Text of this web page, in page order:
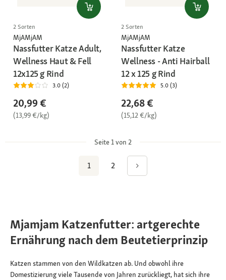
2 Sorten
MjAMjAM
Nassfutter Katze Adult,
Wellness Haut & Fell
12x125 g Rind
3.0 (2)
20,99 €
(13,99 €/kg)
2 Sorten
MjAMjAM
Nassfutter Katze
Wellness - Anti Hairball
12 x 125 g Rind
5.0 (3)
22,68 €
(15,12 €/kg)
Seite 1 von 2
1 2
Mjamjam Katzenfutter: artgerechte
Ernährung nach dem Beutetierprinzip
Katzen stammen von den Wildkatzen ab. Und obwohl ihre
Domestizierung viele Tausende von Jahren zurückliegt, hat sich ihre